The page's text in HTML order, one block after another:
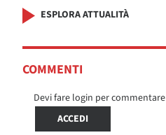
ESPLORA ATTUALITÀ
COMMENTI
Devi fare login per commentare
ACCEDI